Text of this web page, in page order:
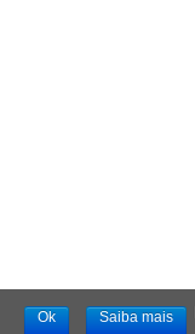
Ok Saiba mais